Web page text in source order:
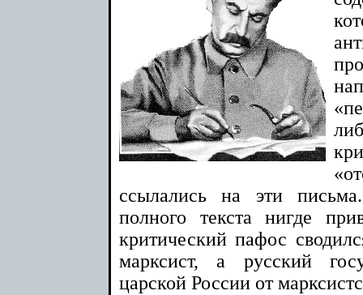
ссылались на эти
полного текста нигде
критический пафос
марксист, а русский
царской России от